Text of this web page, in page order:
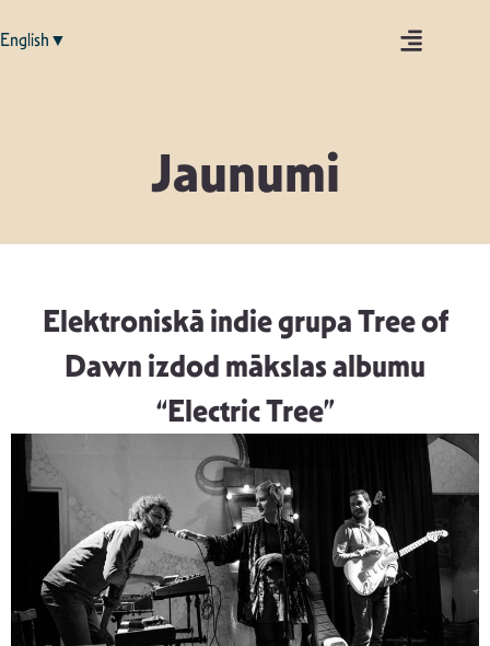
English▼
Jaunumi
Elektroniskā indie grupa Tree of
Dawn izdod mākslas albumu
“Electric Tree”